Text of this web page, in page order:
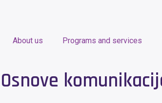
About us Programs and services
Osnove